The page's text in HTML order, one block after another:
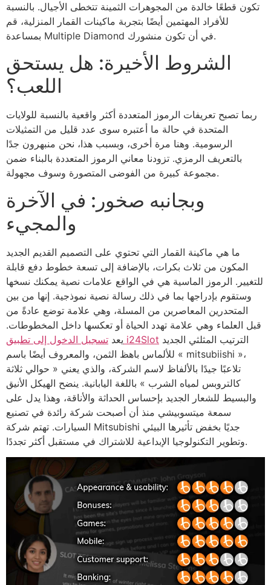
تكون قطعًا خالدة من المجوهرات الثمينة تتخطى الأجيال. بالنسبة
للأفراد المهتمين أيضًا بتجربة ماكينات القمار المنزلية، قم
بمساعدة Multiple Diamond في أن تكون منشورك.
الشروط الأخيرة: هل يستحق
اللعب؟
ربما تصبح تعريفات الرموز المتعددة أكثر واقعية بالنسبة للولايات
المتحدة في حالة ما أعتبره سوى عدد قليل من التمثيلات
الرسومية. وهنا مرة أخرى، وبسبب هذا، نحن منبهرون جدًا
بالتعريف الرمزي. تزودنا معاني الرموز المتعددة بالبناء ضمن
مجموعة كبيرة من الفوضى المتصورة وسوف مجهولة.
وبجانبه صخور: في الآخرة
والمجيء
ما هي ماكينة القمار التي تحتوي على التصميم القديم الجديد
المكون من ثلاث بكرات، بالإضافة إلى تسعة خطوط دفع قابلة
للتغيير. الرموز الماسية هي في الواقع علامات نصية يمكنك نسخها
وستقوم بإدراجها بما في ذلك رسالة نصية نموذجية. إنها من بين
المتحدرين المعاصرين من المسلة، وهي علامة توضع عادةً من
قبل العلماء وهي علامة تهدد الحياة أو تعكسها داخل المخطوطات.
يعد تسجيل الدخول إلى تطبيق i24Slot
للألماس باهظ الثمن، والمعروف أيضًا باسم « mitsubiishi »،
تلاعبًا جيدًا بالألفاظ لاسم الشركة، والذي يعني « حوالي ثلاثة
كالتروبس لمياه الشرب » باللغة اليابانية. ينضح الهيكل الأنيق
والبسيط للشعار الجديد بإحساس الحداثة والأناقة، وهذا يدل على
سمعة ميتسوبيشي منذ أن أصبحت شركة رائدة في تصنيع
السيارات. تهتم شركة Mitsubishi جديًا بخفض تأثيرها البيئي
وتطوير التكنولوجيا الإبداعية للاشتراك في مستقبل أكثر تجددًا.